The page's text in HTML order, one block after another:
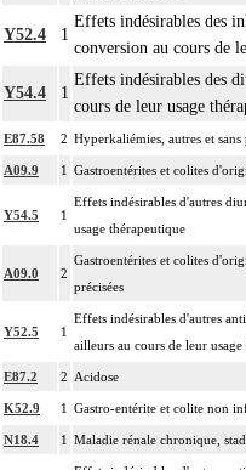
Y52.4 1
Effets indésirables des
conversion au cours de
Y54.4 1
Effets indésirables des
cours de leur usage
E87.58 2 Hyperkaliémies, autres et sans
A09.9 1 Gastroentérites et colites
Y54.5 1
Effets indésirables d'autres
usage thérapeutique
A09.0 2
Gastroentérites et colites
précisées
Y52.5 1
Effets indésirables d'autres
ailleurs au cours de leur
E87.2 2 Acidose
K52.9 1 Gastro-entérite et colite non
N18.4 1 Maladie rénale chronique,